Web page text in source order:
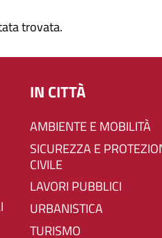
trovata.
IN CITTÀ
AMBIENTE E MOBILITÀ
SICUREZZA E PROTEZIONE
CIVILE
LAVORI PUBBLICI
URBANISTICA
TURISMO